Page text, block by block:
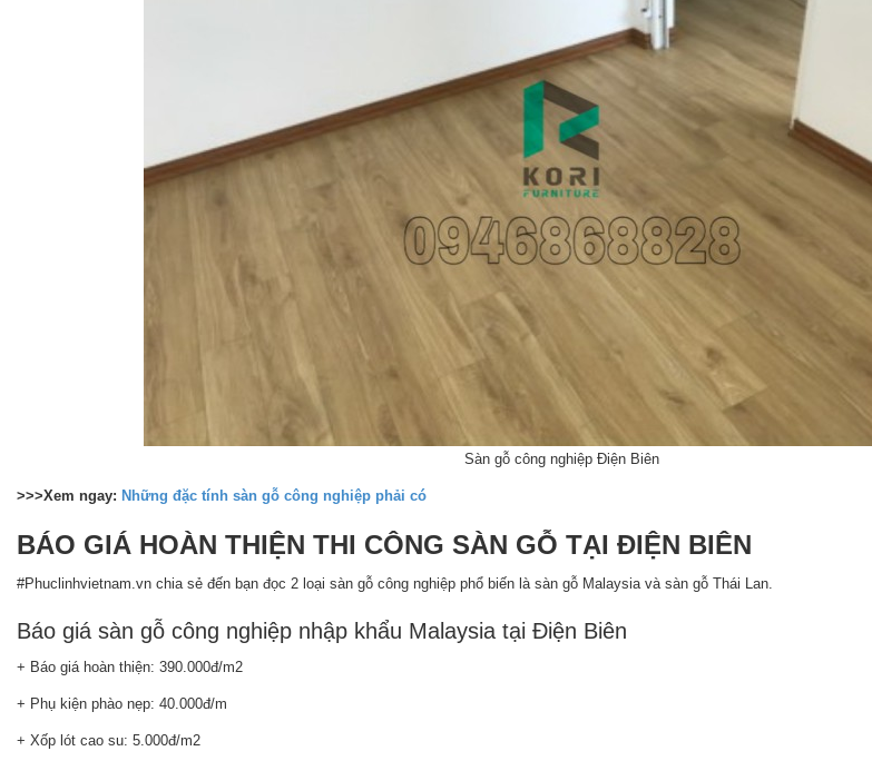
Sàn gỗ công nghiệp Điện Biên
>>>Xem ngay: Những đặc tính sàn gỗ công nghiệp phải có
BÁO GIÁ HOÀN THIỆN THI CÔNG SÀN GỖ TẠI ĐIỆN BIÊN
#Phuclinhvietnam.vn chia sẻ đến bạn đọc 2 loại sàn gỗ công nghiệp phổ biến là sàn gỗ Malaysia và sàn gỗ Thái Lan.
Báo giá sàn gỗ công nghiệp nhập khẩu Malaysia tại Điện Biên
+ Báo giá hoàn thiện: 390.000đ/m2
+ Phụ kiện phào nẹp: 40.000đ/m
+ Xốp lót cao su: 5.000đ/m2